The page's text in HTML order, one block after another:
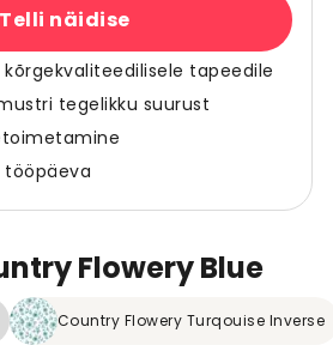
Flowery Blue
Country Flowery Turqouise Inverse
Telli näidise
tapeedile
tegelikku suurust
tööpäeva